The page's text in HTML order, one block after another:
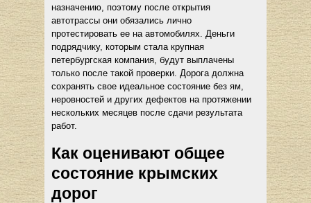
назначению, поэтому после открытия
автотрассы они обязались лично
протестировать ее на автомобилях. Деньги
подрядчику, которым стала крупная
петербургская компания, будут выплачены
только после такой проверки. Дорога должна
сохранять свое идеальное состояние без ям,
неровностей и других дефектов на протяжении
нескольких месяцев после сдачи результата
работ.
Как оценивают общее
состояние крымских
дорог